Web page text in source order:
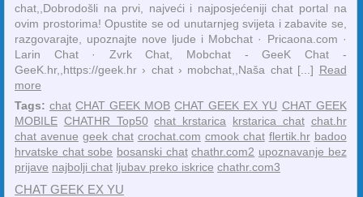
chat,,Dobrodošli na prvi, najveći i najposjećeniji chat portal na
ovim prostorima! Opustite se od unutarnjeg svijeta i zabavite se,
razgovarajte, upoznajte nove ljude i Mobchat · ‎Pricaona.com ·
‎Larin Chat · ‎Zvrk Chat, Mobchat - GeeK Chat -
GeeK.hr,,https://geek.hr › chat › mobchat,,Naša chat [...] Read
more
Tags: chat CHAT GEEK MOB CHAT GEEK EX YU CHAT GEEK
MOBILE CHATHR Top50 chat krstarica krstarica chat chat.hr
chat avenue geek chat crochat.com cmook chat flertik.hr badoo
hrvatske chat sobe bosanski chat chathr.com2 upoznavanje bez
prijave najbolji chat ljubav preko iskrice chathr.com3
CHAT GEEK EX YU